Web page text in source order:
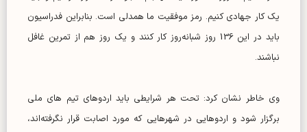
یک کار جهادی کنیم. رمز موفقیت ما همدلی است. بنابراین فدراسیون
باید در این 136 روز شبانه‌روز کار کنند و یک روز هم از تمرین غافل
نباشند.
وی خاطر نشان کرد: تحت هر شرایطی باید اردوهای تیم های ملی
برگزار شود و اردوهایی در شهرهایی که مورد اصابت قرار نگرفته‌اند،